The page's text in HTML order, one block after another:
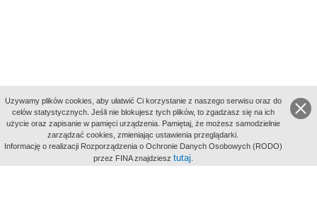
aktywności
Uzywamy plików cookies, aby ułatwić Ci korzystanie z naszego serwisu oraz do
celów statystycznych. Jeśli nie blokujesz tych plików, to zgadzasz się na ich
użycie oraz zapisanie w pamięci urządzenia. Pamiętaj, że możesz samodzielnie
zarządzać cookies, zmieniając ustawienia przeglądarki.
Informację o realizacji Rozporządzenia o Ochronie Danych Osobowych (RODO)
przez FINA znajdziesz tutaj